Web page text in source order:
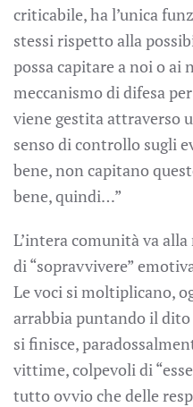
criticabile, ha l’unica
stessi rispetto alla
possa capitare a noi o
meccanismo di difesa
viene gestita attraverso
senso di controllo sugli
bene, non capitano
bene, quindi…”
L’intera comunità va
di “sopravvivere”
Le voci si moltiplicano,
arrabbia puntando il
si finisce,
vittime, colpevoli di
tutto ovvio che delle